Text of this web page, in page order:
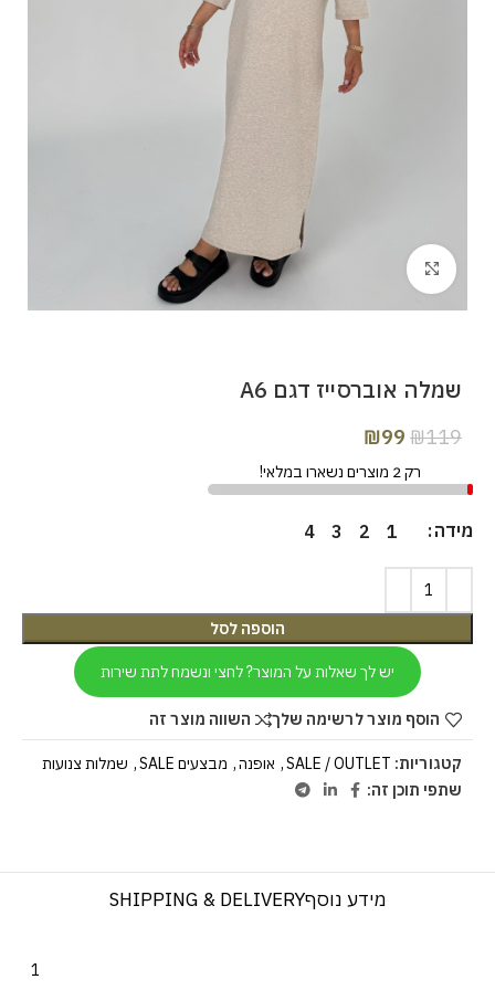
Click to enlarge
שמלה אוברסייז דגם A6
₪119
₪99
רק 2 מוצרים נשארו במלאי!
מידה 1
2
3
4
הוספה לסל
יש לך שאלות על המוצר? לחצי ונשמח לתת שירות
הוסף מוצר לרשימה שלך השווה מוצר זה
קטגוריות: SALE / OUTLET
, אופנה, מבצעים SALE , שמלות צנועות
שתפי תוכן זה:
מידע נוסףSHIPPING & DELIVERY
1